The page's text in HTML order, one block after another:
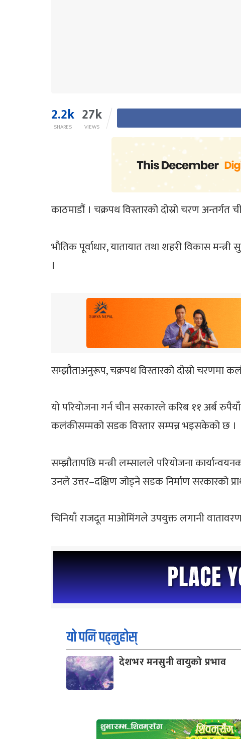
2.2k
SHARES
27k
VIEWS
काठमाडौं । चक्रपथ विस्तारको दोस्रो चरण
भौतिक पूर्वाधार, यातायात तथा शहरी विकास
।
सम्झौताअनुरूप, चक्रपथ विस्तारको दोस्रो चरणमा
याे परियोजना गर्न चीन सरकारले करिब ११ अर्ब
कलंकीसम्मको सडक विस्तार सम्पन्न भइसकेको छ ।
सम्झौतापछि मन्त्री लम्सालले परियोजना
उनले उत्तर–दक्षिण जोड्ने सडक निर्माण सरकारको
चिनियाँ राजदूत माओमिंगले उपयुक्त लगानी
यो पनि पढ्नुहोस्
देशभर मनसुनी वायुको प्रभाव